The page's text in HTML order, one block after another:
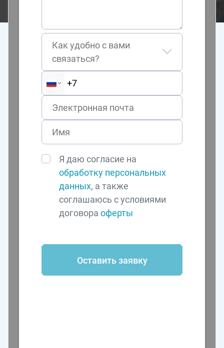
Как удобно с вами
связаться?
Я даю согласие на
обработку персональных
данных, а также
соглашаюсь с условиями
договораоферты
Оставить заявку